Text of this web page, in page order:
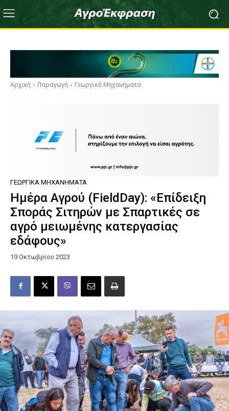
Αρχική Παραγωγή Γεωργικά Μηχανήματα
ΓΕΩΡΓΙΚΆ ΜΗΧΑΝΉΜΑΤΑ
Ημέρα Αγρού (FieldDay): «Επίδειξη
Σποράς Σιτηρών με Σπαρτικές σε
αγρό μειωμένης κατεργασίας
εδάφους»
19 Οκτωβρίου 2023